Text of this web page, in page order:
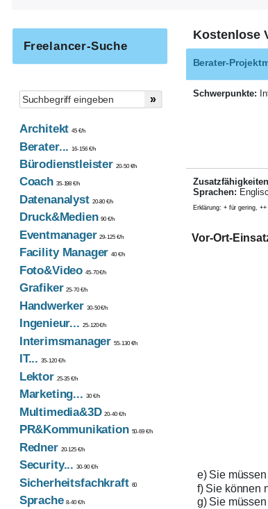
Freelancer-Suche
Architekt45 €/h
Berater... 16-156 €/h
Bürodienstleister 20-50 €/h
Coach 35-198 €/h
Datenanalyst20-80 €/h
Druck&Medien 90 €/h
Eventmanager 29-125 €/h
Facility Manager 40 €/h
Foto&Video45-70 €/h
Grafiker 25-70 €/h
Handwerker 30-50 €/h
Ingenieur... 25-120 €/h
Interimsmanager 55-130 €/h
IT... 35-120 €/h
Lektor 25-35 €/h
Marketing... 30 €/h
Multimedia&3D20-40 €/h
PR&Kommunikation 50-69 €/h
Redner 20-125 €/h
Security... 30-90 €/h
Sicherheitsfachkraft60
Sprache8-40 €/h
Kostenlose
Berater-
Schwerpunkte:
Sprachen:
Erklärung: + für gering,
Vor-Ort-
e) Sie
f) Sie können
g) Sie